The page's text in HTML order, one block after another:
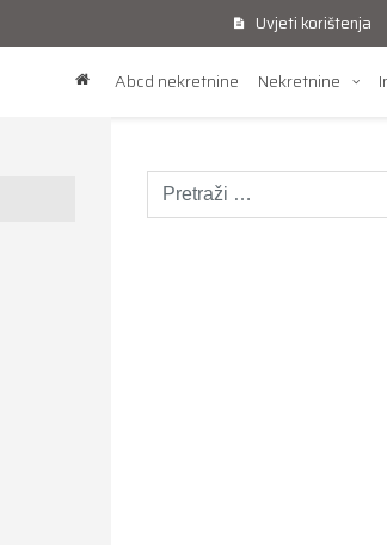
Uvjeti korištenja
Abcd nekretnine Nekretnine
Pretraži: